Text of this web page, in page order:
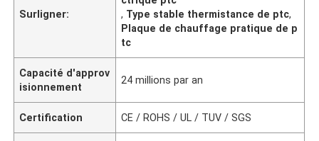
Surligner:
, Type stable thermistance de ptc,
Plaque de chauffage pratique de p
tc
Capacité d'approv
isionnement
24 millions par an
Certification CE / ROHS / UL / TUV / SGS